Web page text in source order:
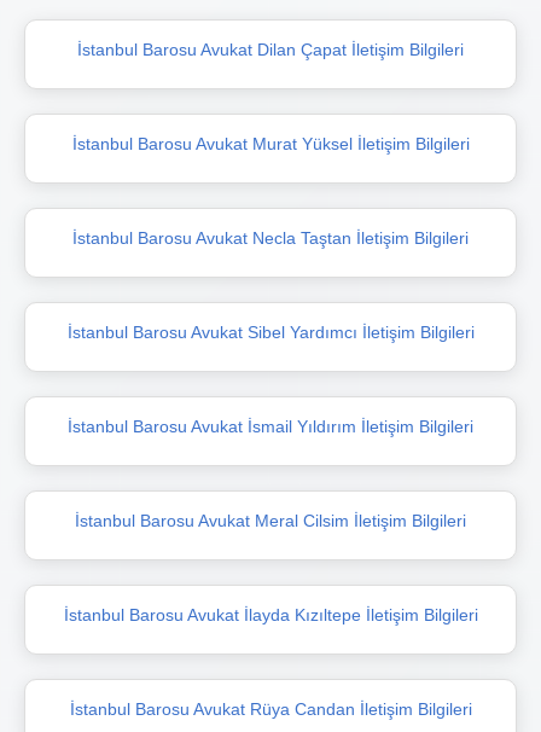
İstanbul Barosu Avukat Dilan Çapat İletişim Bilgileri
İstanbul Barosu Avukat Murat Yüksel İletişim Bilgileri
İstanbul Barosu Avukat Necla Taştan İletişim Bilgileri
İstanbul Barosu Avukat Sibel Yardımcı İletişim Bilgileri
İstanbul Barosu Avukat İsmail Yıldırım İletişim Bilgileri
İstanbul Barosu Avukat Meral Cilsim İletişim Bilgileri
İstanbul Barosu Avukat İlayda Kızıltepe İletişim Bilgileri
İstanbul Barosu Avukat Rüya Candan İletişim Bilgileri